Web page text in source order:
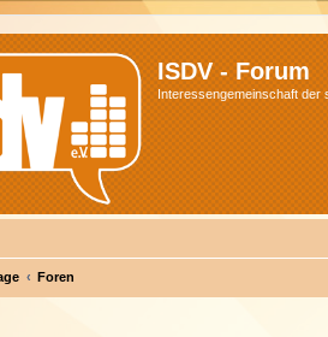
ISDV - Forum
Interessengemeinschaft der
Foren